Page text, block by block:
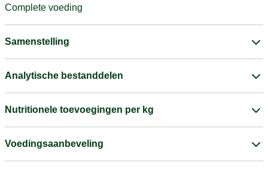
Complete voeding
Samenstelling
Analytische bestanddelen
Nutritionele toevoegingen per kg
Voedingsaanbeveling